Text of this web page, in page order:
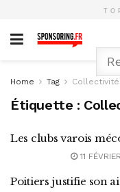
Home Tag
Étiquette :
Les clubs varois
11
Poitiers justifie son